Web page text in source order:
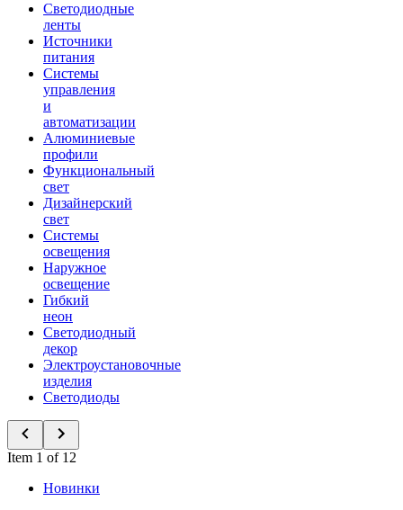
Светодиодные
ленты
Источники
питания
Системы
управления
и
автоматизации
Алюминиевые
профили
Функциональный
свет
Дизайнерский
свет
Системы
освещения
Наружное
освещение
Гибкий
неон
Светодиодный
декор
Электроустановочные
изделия
Светодиоды
Item 1 of 12
Новинки